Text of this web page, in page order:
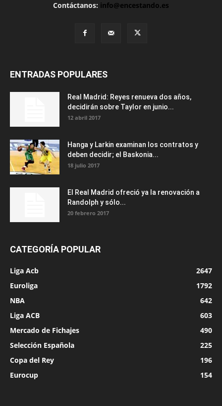
Contáctanos: info@encestando.es
ENTRADAS POPULARES
Real Madrid: Reyes renueva dos años,
decidirán sobre Taylor en junio...
12 abril 2017
Hanga y Larkin examinan los contratos y
deben decidir; el Baskonia...
18 julio 2017
El Real Madrid ofreció ya la renovación a
Randolph y sólo...
20 febrero 2017
CATEGORÍA POPULAR
Liga Acb
2647
Euroliga
1792
NBA
642
Liga ACB
603
Mercado de Fichajes
490
Selección Española
225
Copa del Rey
196
Eurocup
154